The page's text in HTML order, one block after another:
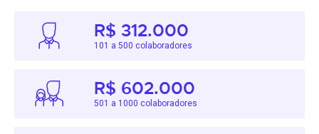
R$ 312.000
101 a 500 colaboradores
R$ 602.000
501 a 1000 colaboradores